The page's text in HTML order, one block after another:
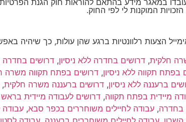
המוקנות לי לפי החוק.
הצעות רלוונטיות ברגע שהן עולות, כך שיהיה
חלקית, דרושים בחדרה ללא ניסיון, דרושים
בפתח תקווה ללא ניסיון, דרושים בפתח תקווה משרה
ברעננה ללא ניסיון, דרושים ברעננה משרה חלקית,
מיידית בפתח תקווה, דרושים לעבודה מיידית בראש
בחדרה, עבודה לחיילים משוחררים בכפר סבא, עבודה